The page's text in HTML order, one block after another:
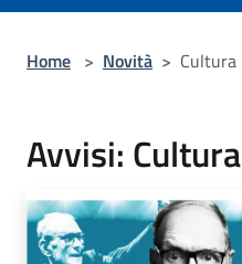
Home > Novità > Cultura
Avvisi: Cultura